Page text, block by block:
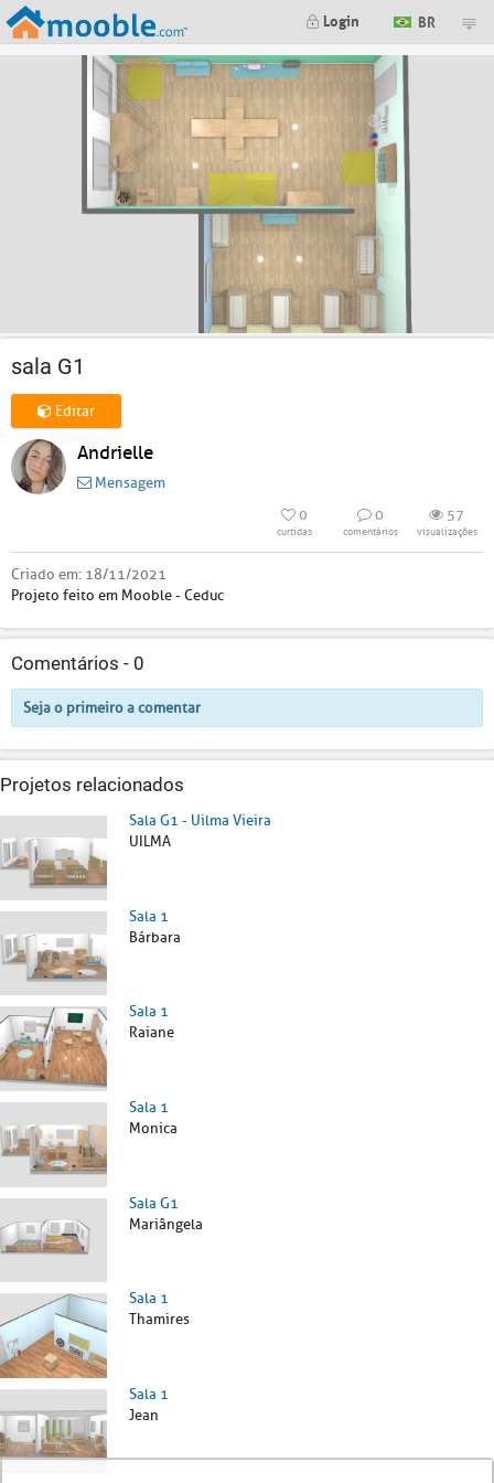
Login BR
sala G1
Editar
Andrielle
Mensagem
0
curtidas
0
comentários
57
visualizações
Criado em: 18/11/2021
Projeto feito em Mooble - Ceduc
Comentários - 0
Seja o primeiro a comentar
Projetos relacionados
Sala G1 - Uilma Vieira
UILMA
Sala 1
Bárbara
Sala 1
Raiane
Sala 1
Monica
Sala G1
Mariângela
Sala 1
Thamires
Sala 1
Jean